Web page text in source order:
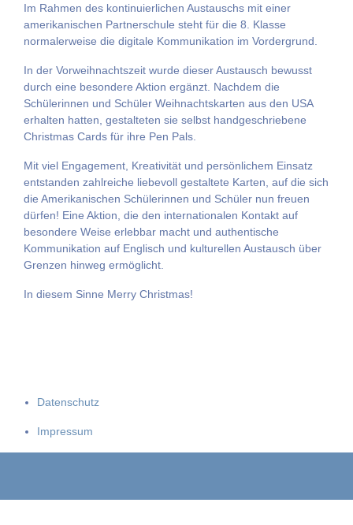
Im Rahmen des kontinuierlichen Austauschs mit einer
amerikanischen Partnerschule steht für die 8. Klasse
normalerweise die digitale Kommunikation im Vordergrund.
In der Vorweihnachtszeit wurde dieser Austausch bewusst
durch eine besondere Aktion ergänzt. Nachdem die
Schülerinnen und Schüler Weihnachtskarten aus den USA
erhalten hatten, gestalteten sie selbst handgeschriebene
Christmas Cards für ihre Pen Pals.
Mit viel Engagement, Kreativität und persönlichem Einsatz
entstanden zahlreiche liebevoll gestaltete Karten, auf die sich
die Amerikanischen Schülerinnen und Schüler nun freuen
dürfen! Eine Aktion, die den internationalen Kontakt auf
besondere Weise erlebbar macht und authentische
Kommunikation auf Englisch und kulturellen Austausch über
Grenzen hinweg ermöglicht.
In diesem Sinne Merry Christmas!
Datenschutz
Impressum